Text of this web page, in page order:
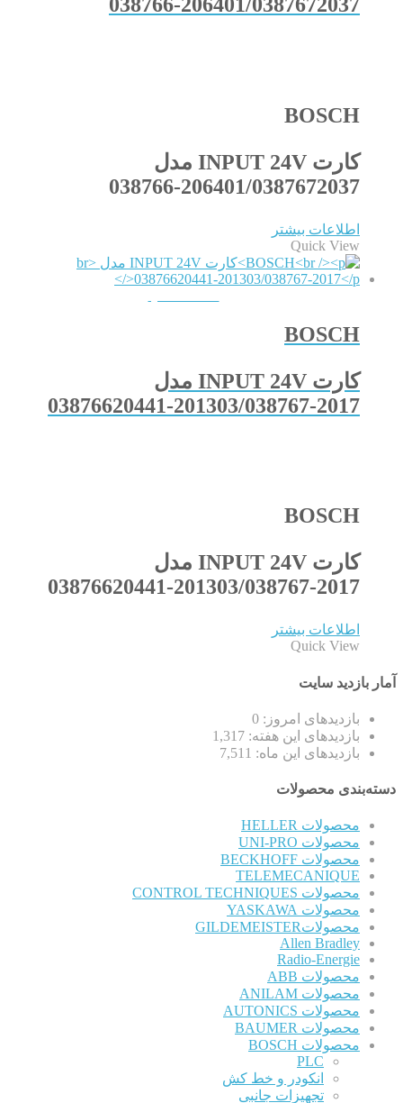
BOSCH
کارت INPUT 24V مدل
038766-206401/0387672037
اطلاعات بیشتر
Quick View
BOSCH
کارت INPUT 24V مدل
03876620441-201303/038767-2017
BOSCH
کارت INPUT 24V مدل
03876620441-201303/038767-2017
اطلاعات بیشتر
Quick View
آمار بازدید سایت
بازدیدهای امروز: 0
بازدیدهای این هفته: 1,317
بازدیدهای این ماه: 7,511
دسته‌بندی محصولات
محصولات HELLER
محصولات UNI-PRO
محصولات BECKHOFF
TELEMECANIQUE
محصولات CONTROL TECHNIQUES
محصولات YASKAWA
محصولاتGILDEMEISTER
Allen Bradley
Radio-Energie
محصولات ABB
محصولات ANILAM
محصولات AUTONICS
محصولات BAUMER
محصولات BOSCH
PLC
انکودر و خط کش
تجهیزات جانبی